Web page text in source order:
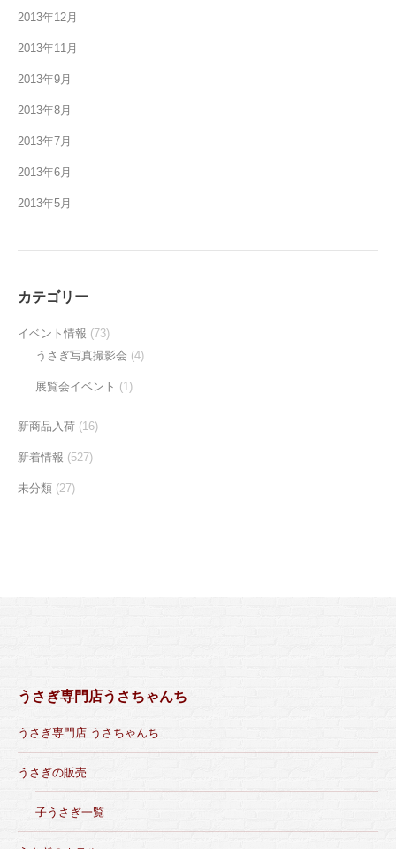
2013年12月
2013年11月
2013年9月
2013年8月
2013年7月
2013年6月
2013年5月
カテゴリー
イベント情報 (73)
うさぎ写真撮影会 (4)
展覧会イベント (1)
新商品入荷 (16)
新着情報 (527)
未分類 (27)
うさぎ専門店うさちゃんち
うさぎ専門店 うさちゃんち
うさぎの販売
子うさぎ一覧